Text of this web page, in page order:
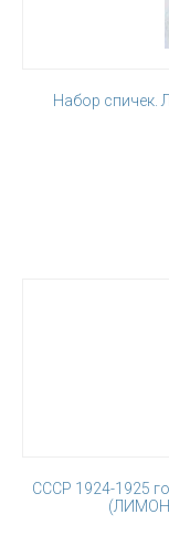
Набор спичек.
СССР 1924-1925